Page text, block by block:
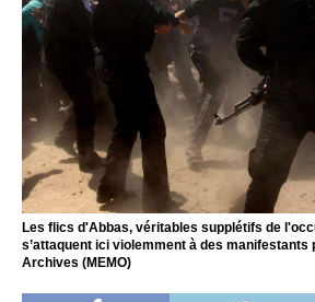
Les flics d'Abbas, véritables supplétifs de
s’attaquent ici violemment à des manifestants
Archives (MEMO)